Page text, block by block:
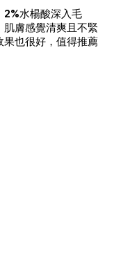
2%水楊酸深入毛
膚感覺清爽且不緊
也很好，值得推薦